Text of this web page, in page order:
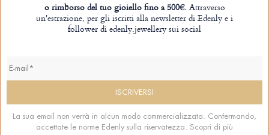
o rimborso del tuo gioiello fino a 500€.Attraverso
un'estrazione, per gli iscritti alla newsletter di Edenly e i
follower di edenly.jewellery sui social
La sua email non verrà in alcun modo commercializzata. Confermando,
accettate le norme Edenly sulla riservatezza. Scopri di più